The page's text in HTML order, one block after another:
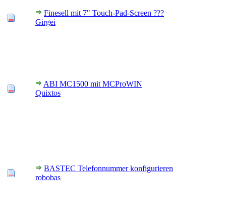
Finesell mit 7" Touch-Pad-Screen ???
Girgei
ABI MC1500 mit MCProWIN
Quixtos
BASTEC Telefonnummer konfigurieren
robobas